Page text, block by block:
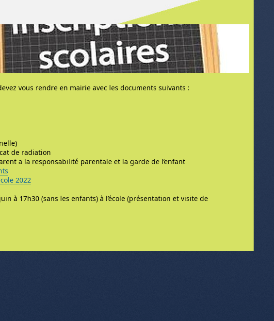
vous rendre en mairie avec les documents suivants :
de radiation
a la responsabilité parentale et la garde de l’enfant
2022
à 17h30 (sans les enfants) à l’école (présentation et visite de